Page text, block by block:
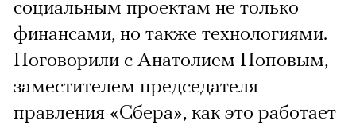
социальным проектам не только
финансами, но также технологиями.
Поговорили с Анатолием Поповым,
заместителем председателя
правления «Сбера», как это работает